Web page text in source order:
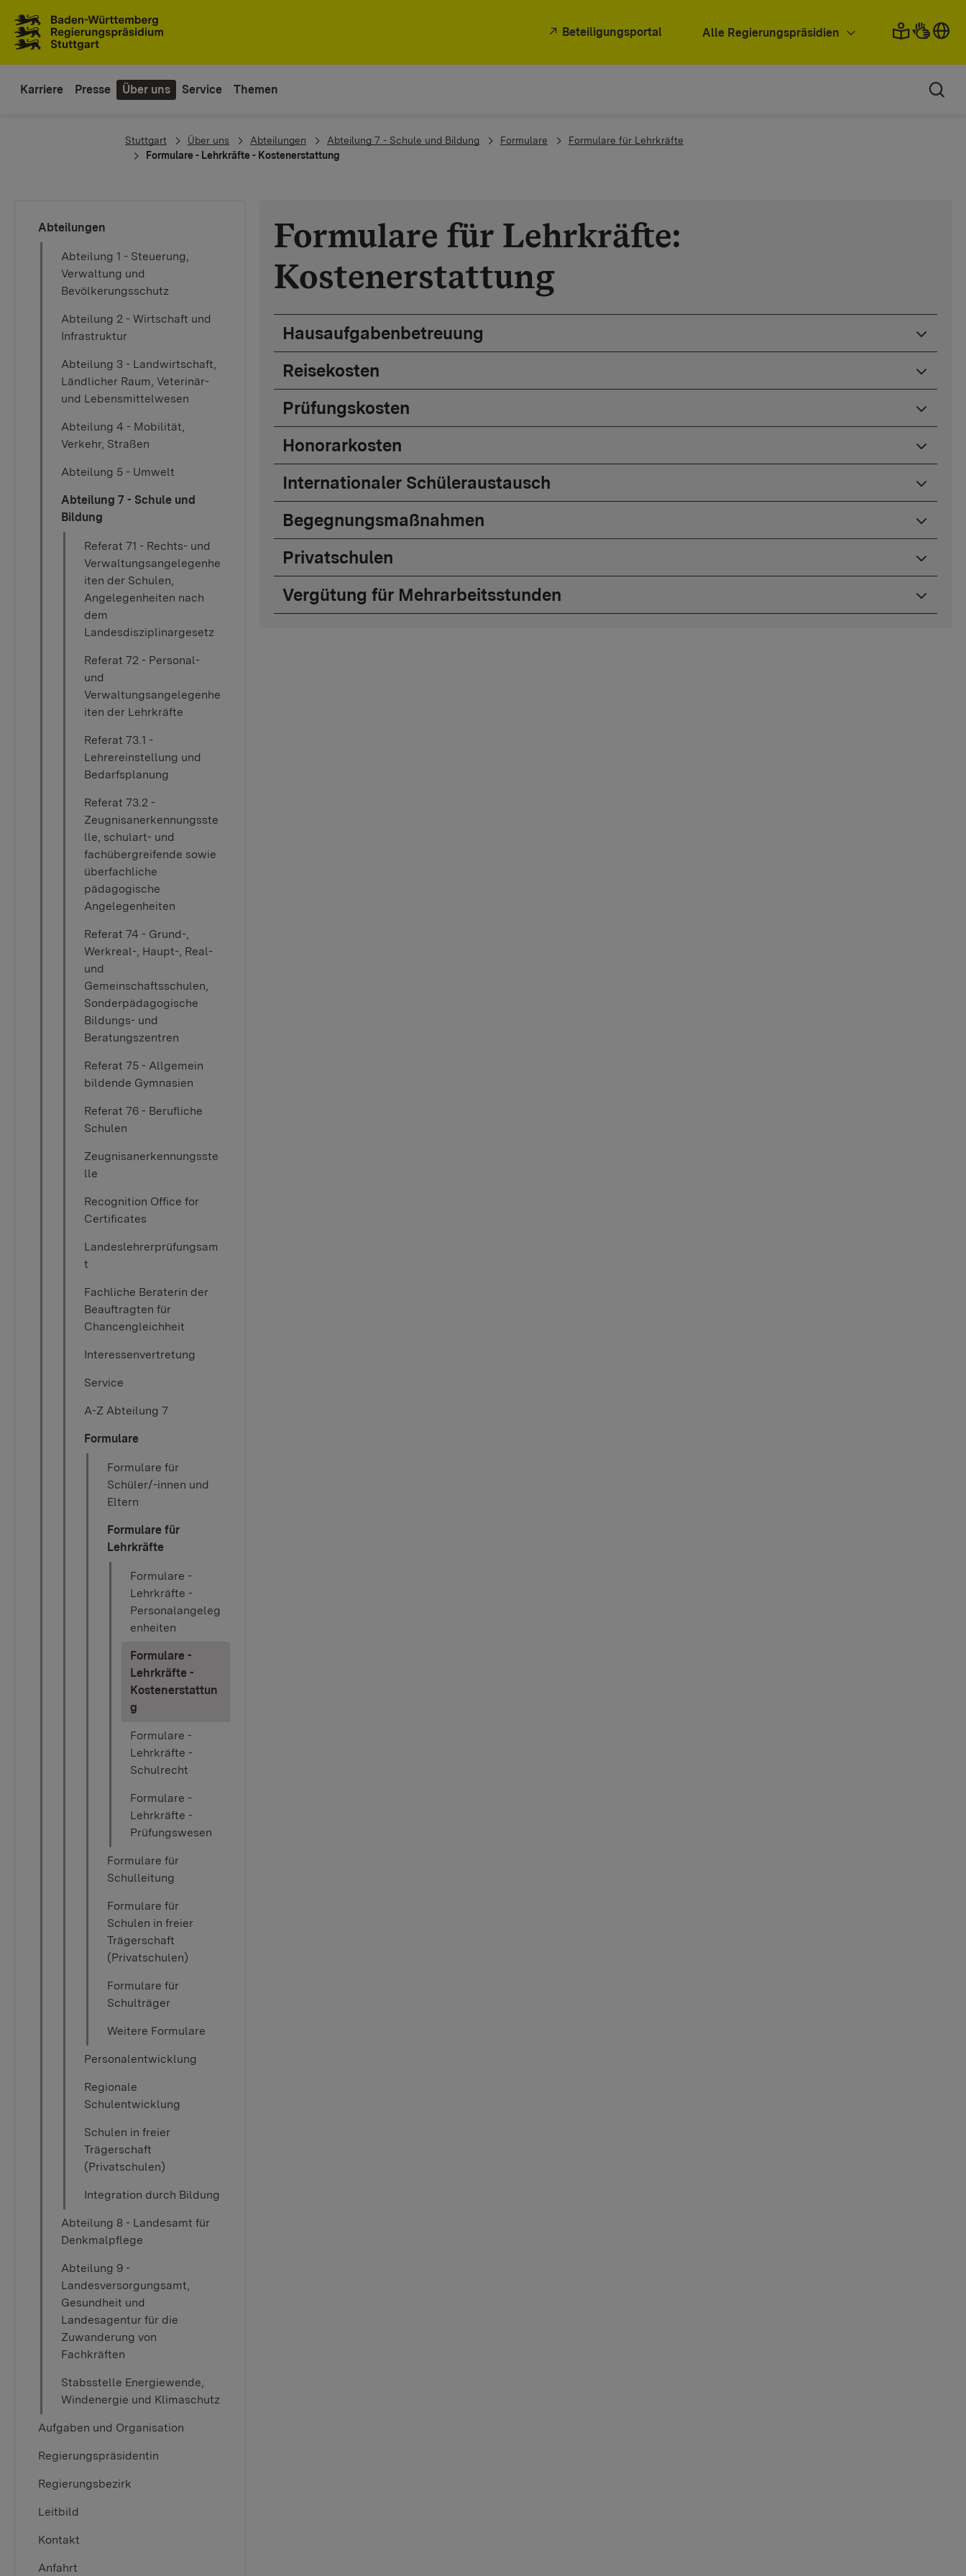
Beteiligungsportal Alle Regierungspräsidien
Karriere Presse Über uns Service Themen
You are here:
Stuttgart Über uns Abteilungen Abteilung 7 - Schule und Bildung Formulare
Formulare für Lehrkräfte
Formulare - Lehrkräfte - Kostenerstattung
Abteilungen
Abteilung 1 - Steuerung,
Verwaltung und
Bevölkerungsschutz
Abteilung 2 - Wirtschaft und
Infrastruktur
Abteilung 3 - Landwirtschaft,
Ländlicher Raum, Veterinär-
und Lebensmittelwesen
Abteilung 4 - Mobilität,
Verkehr, Straßen
Abteilung 5 - Umwelt
Abteilung 7 - Schule und
Bildung
Referat 71 - Rechts- und
Verwaltungsangelegenhe
iten der Schulen,
Angelegenheiten nach
dem
Landesdisziplinargesetz
Referat 72 - Personal-
und
Verwaltungsangelegenhe
iten der Lehrkräfte
Referat 73.1 -
Lehrereinstellung und
Bedarfsplanung
Referat 73.2 -
Zeugnisanerkennungsste
lle, schulart- und
fachübergreifende sowie
überfachliche
pädagogische
Angelegenheiten
Referat 74 - Grund-,
Werkreal-, Haupt-, Real-
und
Gemeinschaftsschulen,
Sonderpädagogische
Bildungs- und
Beratungszentren
Referat 75 - Allgemein
bildende Gymnasien
Referat 76 - Berufliche
Schulen
Zeugnisanerkennungsste
lle
Recognition Office for
Certificates
Landeslehrerprüfungsam
t
Fachliche Beraterin der
Beauftragten für
Chancengleichheit
Interessenvertretung
Service
A-Z Abteilung 7
Formulare
Formulare für
Schüler/-innen und
Eltern
Formulare für
Lehrkräfte
Formulare -
Lehrkräfte -
Personalangeleg
enheiten
Formulare -
Lehrkräfte -
Kostenerstattun
g
Formulare -
Lehrkräfte -
Schulrecht
Formulare -
Lehrkräfte -
Prüfungswesen
Formulare für
Schulleitung
Formulare für
Schulen in freier
Trägerschaft
(Privatschulen)
Formulare für
Schulträger
Weitere Formulare
Personalentwicklung
Regionale
Schulentwicklung
Schulen in freier
Trägerschaft
(Privatschulen)
Integration durch Bildung
Abteilung 8 - Landesamt für
Denkmalpflege
Abteilung 9 -
Landesversorgungsamt,
Gesundheit und
Landesagentur für die
Zuwanderung von
Fachkräften
Stabsstelle Energiewende,
Windenergie und Klimaschutz
Aufgaben und Organisation
Regierungspräsidentin
Regierungsbezirk
Leitbild
Kontakt
Anfahrt
Formulare für Lehrkräfte:
Kostenerstattung
Hausaufgabenbetreuung
Reisekosten
Prüfungskosten
Honorarkosten
Internationaler Schüleraustausch
Begegnungsmaßnahmen
Privatschulen
Vergütung für Mehrarbeitsstunden